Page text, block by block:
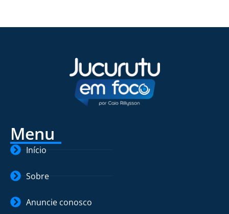
Menu
Início
Sobre
Anuncie conosco